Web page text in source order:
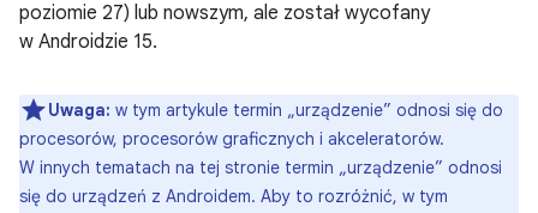
poziomie 27) lub nowszym, ale został wycofany
w Androidzie 15.
Uwaga: w tym artykule termin „urządzenie” odnosi się do
procesorów, procesorów graficznych i akceleratorów.
W innych tematach na tej stronie termin „urządzenie” odnosi
się do urządzeń z Androidem. Aby to rozróżnić, w tym